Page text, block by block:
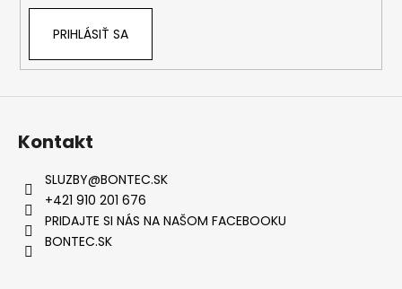
PRIHLÁSIŤ SA
Kontakt
SLUZBY@BONTEC.SK
+421 910 201 676
PRIDAJTE SI NÁS NA NAŠOM FACEBOOKU
BONTEC.SK